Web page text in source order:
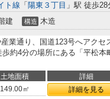
ト線 「 陽東３丁目 」駅 徒歩28
建 構造 木造
業通り、国道123号へアクセ
歩約4分の場所にある「平松
土地面積 詳細
149.00㎡ 詳細を見る